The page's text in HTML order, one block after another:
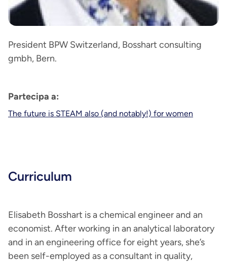
President BPW Switzerland, Bosshart consulting
gmbh, Bern.
Partecipa a:
The future is STEAM also (and notably!) for women
Curriculum
Elisabeth Bosshart is a chemical engineer and an
economist. After working in an analytical laboratory
and in an engineering office for eight years, she’s
been self-employed as a consultant in quality,